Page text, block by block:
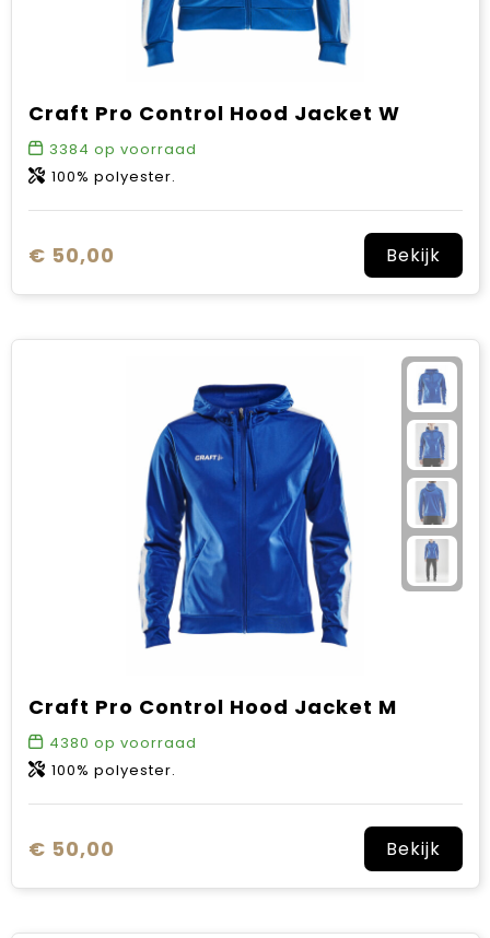
Craft Pro Control Hood Jacket W
3384 op voorraad
100% polyester.
€ 50,00 Bekijk
Craft Pro Control Hood Jacket M
4380 op voorraad
100% polyester.
€ 50,00 Bekijk